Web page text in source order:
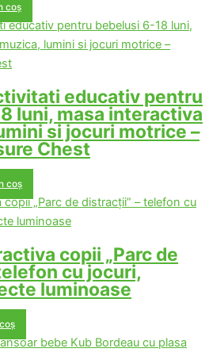
coș
educativ pentru
luni, masa interactiva
si jocuri motrice –
Chest
coș
copii „Parc de
cu jocuri,
luminoase